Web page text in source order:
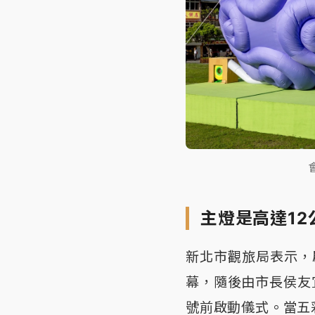
主燈是高達12
新北市觀旅局表示
幕，隨後由市長侯
號前啟動儀式。當